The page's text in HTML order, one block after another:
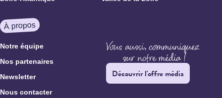
À propos
Notre équipe
Nos partenaires
Newsletter
Nous contacter
Découvrir l'offre média